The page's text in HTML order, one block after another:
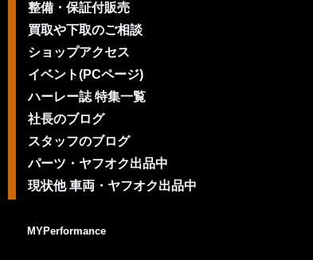
整備・保証付販売
買取や下取のご相談
ショップアクセス
イベント(PCページ)
ハーレー誌 特集一覧
社長のブログ
スタッフのブログ
パーツ・ヤフオク出品中
現状他 車両・ヤフオク出品中
MYPerformance